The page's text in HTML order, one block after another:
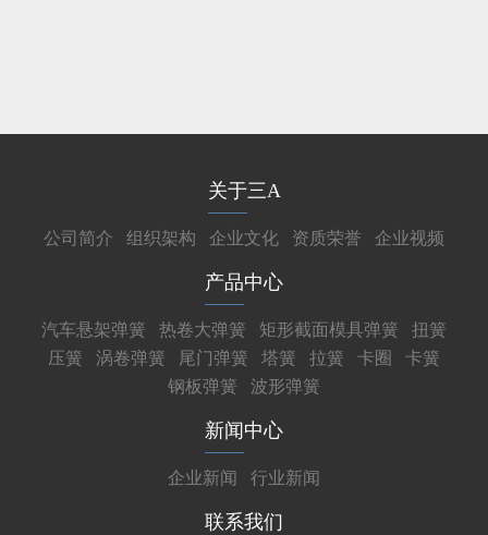
关于三A
公司简介 组织架构 企业文化 资质荣誉 企业视频
产品中心
汽车悬架弹簧 热卷大弹簧 矩形截面模具弹簧
扭簧
压簧
涡卷弹簧 尾门弹簧 塔簧 拉簧 卡圈
卡簧
钢板弹簧
波形弹簧
新闻中心
企业新闻 行业新闻
联系我们